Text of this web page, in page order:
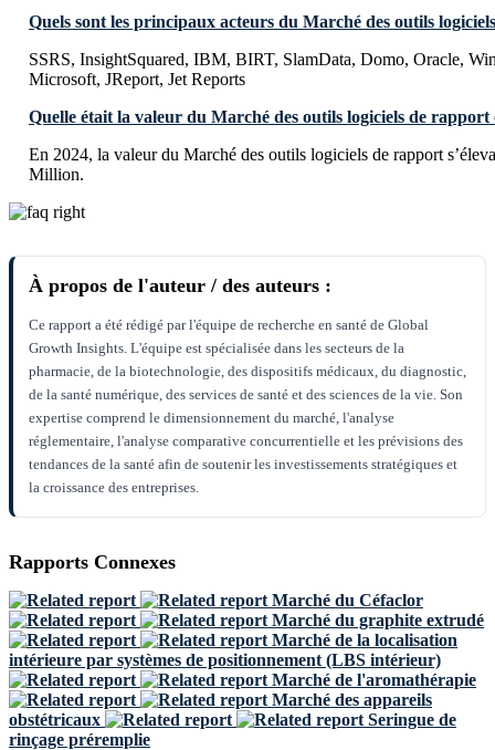
Quels sont les principaux acteurs du Marché des outils
SSRS, InsightSquared, IBM, BIRT, SlamData, Domo, Oracle,
Microsoft, JReport, Jet Reports
Quelle était la valeur du Marché des outils logiciels de rapport
En 2024, la valeur du Marché des outils logiciels de rapport
Million.
À propos de l'auteur / des auteurs :
Ce rapport a été rédigé par l'équipe de recherche en santé de Global
Growth Insights. L'équipe est spécialisée dans les secteurs de la
pharmacie, de la biotechnologie, des dispositifs médicaux, du diagnostic,
de la santé numérique, des services de santé et des sciences de la vie. Son
expertise comprend le dimensionnement du marché, l'analyse
réglementaire, l'analyse comparative concurrentielle et les prévisions des
tendances de la santé afin de soutenir les investissements stratégiques et
la croissance des entreprises.
Rapports Connexes
Marché du Céfaclor
Marché du graphite extrudé
Marché de la localisation
intérieure par systèmes de positionnement (LBS intérieur)
Marché de l'aromathérapie
Marché des appareils
obstétricaux
Seringue de
rinçage préremplie